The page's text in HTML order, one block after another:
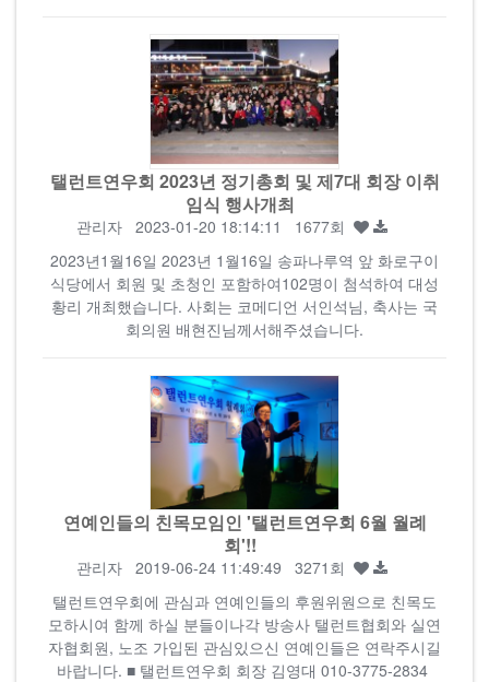
탤런트연우회 2023년 정기총회 및 제7대 회장 이취
임식 행사개최
관리자2023-01-20 18:14:11 1677회
2023년1월16일 2023년 1월16일 송파나루역 앞 화로구이
식당에서 회원 및 초청인 포함하여102명이 첨석하여 대성
황리 개최했습니다. 사회는 코메디언 서인석님, 축사는 국
회의원 배현진님께서해주셨습니다.
연예인들의 친목모임인 '탤런트연우회 6월 월례
회'!!
관리자2019-06-24 11:49:49 3271회
탤런트연우회에 관심과 연예인들의 후원위원으로 친목도
모하시여 함께 하실 분들이나각 방송사 탤런트협회와 실연
자협회원, 노조 가입된 관심있으신 연예인들은 연락주시길
바랍니다. ■ 탤런트연우회 회장 김영대 010-3775-2834